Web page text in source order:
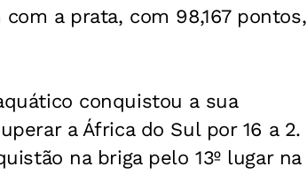
a prata, com 98,167 pontos,
conquistou a sua
a África do Sul por 16 a 2.
na briga pelo 13º lugar na